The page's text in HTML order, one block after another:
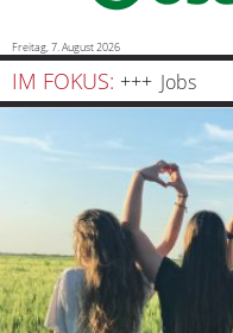
Politik
Bauen
Wohnen
Freizeit
Gesellschaft
Gesundheit
Freitag, 7. August 2026
IM FOKUS: Jobs